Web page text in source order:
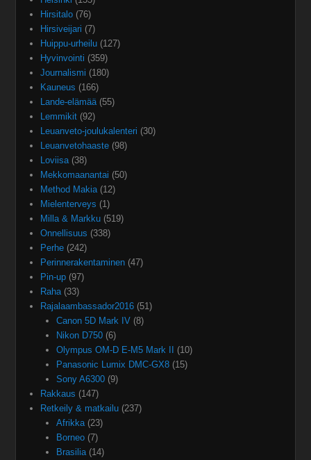
Hirsitalo (76)
Hirsiveijari (7)
Huippu-urheilu (127)
Hyvinvointi (359)
Journalismi (180)
Kauneus (166)
Lande-elämää (55)
Lemmikit (92)
Leuanveto-joulukalenteri (30)
Leuanvetohaaste (98)
Loviisa (38)
Mekkomaanantai (50)
Method Makia (12)
Mielenterveys (1)
Milla & Markku (519)
Onnellisuus (338)
Perhe (242)
Perinnerakentaminen (47)
Pin-up (97)
Raha (33)
Rajalaambassador2016 (51)
Canon 5D Mark IV(8)
Nikon D750(6)
Olympus OM-D E-M5 Mark II (10)
Panasonic Lumix DMC-GX8(15)
Sony A6300(9)
Rakkaus (147)
Retkeily & matkailu (237)
Afrikka(23)
Borneo(7)
Brasilia(14)